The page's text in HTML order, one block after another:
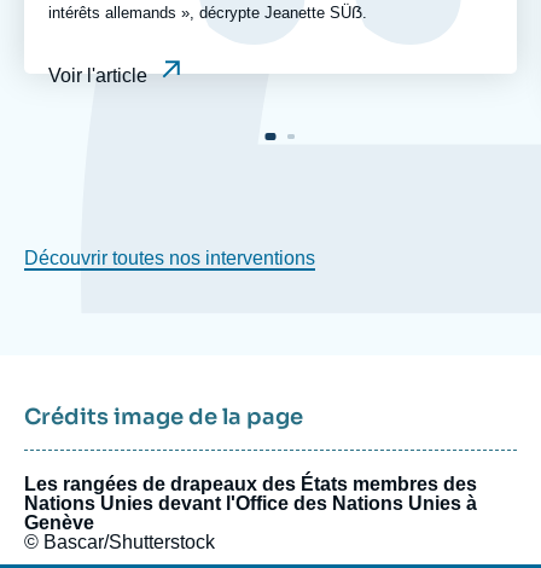
intérêts allemands », décrypte Jeanette SÜẞ.
Voir l'article
Découvrir toutes nos interventions
Crédits image de la page
Les rangées de drapeaux des États membres des
Nations Unies devant l'Office des Nations Unies à
Genève
© Bascar/Shutterstock